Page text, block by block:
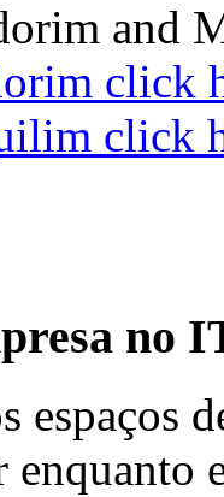
and
click
click
no
espaços
enquanto